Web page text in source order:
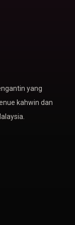
yang
kahwin dan